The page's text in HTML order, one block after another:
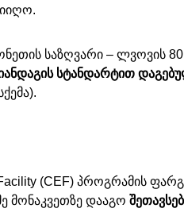
საზღვარი – ლვოვის 80
სტანდარტით
(CEF) პროგრამის
მონაკვეთზე დააგო